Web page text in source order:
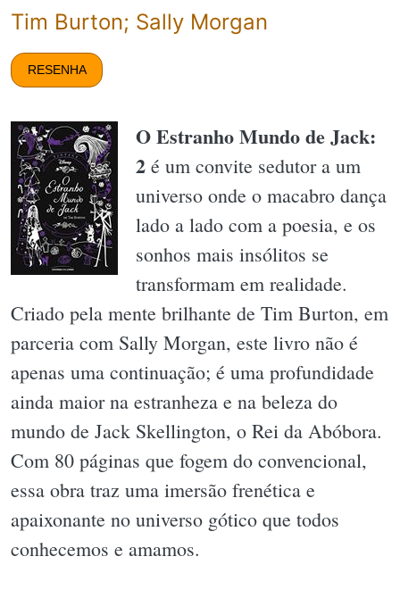
Tim Burton; Sally Morgan
RESENHA
O Estranho Mundo de Jack:
2 é um convite sedutor a um
universo onde o macabro dança
lado a lado com a poesia, e os
sonhos mais insólitos se
transformam em realidade.
Criado pela mente brilhante de Tim Burton, em
parceria com Sally Morgan, este livro não é
apenas uma continuação; é uma profundidade
ainda maior na estranheza e na beleza do
mundo de Jack Skellington, o Rei da Abóbora.
Com 80 páginas que fogem do convencional,
essa obra traz uma imersão frenética e
apaixonante no universo gótico que todos
conhecemos e amamos.